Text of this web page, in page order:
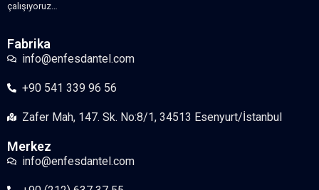
çalışıyoruz…
Fabrika
info@enfesdantel.com
+90 541 339 96 56
Zafer Mah, 147. Sk. No:8/1, 34513 Esenyurt/İstanbul
Merkez
info@enfesdantel.com